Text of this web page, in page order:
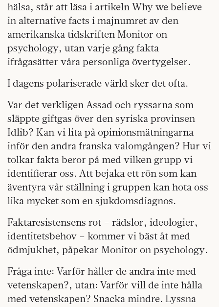
hälsa, står att läsa i artikeln Why we believe
in alternative facts i majnumret av den
amerikanska tidskriften Monitor on
psychology, utan varje gång fakta
ifrågasätter våra personliga övertygelser.
I dagens polariserade värld sker det ofta.
Var det verkligen Assad och ryssarna som
släppte giftgas över den syriska provinsen
Idlib? Kan vi lita på opinionsmätningarna
inför den andra franska valomgången? Hur vi
tolkar fakta beror på med vilken grupp vi
identifierar oss. Att bejaka ett rön som kan
äventyra vår ställning i gruppen kan hota oss
lika mycket som en sjukdomsdiagnos.
Faktaresistensens rot – rädslor, ideologier,
identitetsbehov – kommer vi bäst åt med
ödmjukhet, påpekar Monitor on psychology.
Fråga inte: Varför håller de andra inte med
vetenskapen?, utan: Varför vill de inte hålla
med vetenskapen? Snacka mindre. Lyssna